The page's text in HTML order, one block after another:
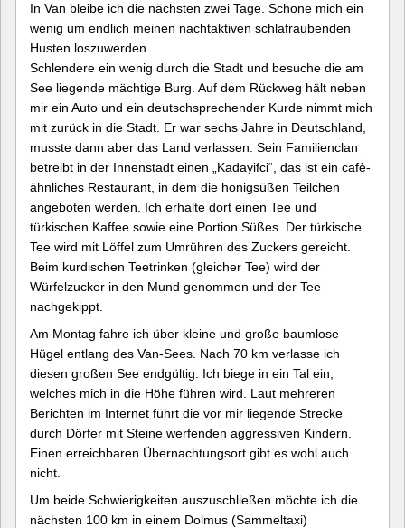
In Van bleibe ich die nächsten zwei Tage. Schone mich ein
wenig um endlich meinen nachtaktiven schlafraubenden
Husten loszuwerden.
Schlendere ein wenig durch die Stadt und besuche die am
See liegende mächtige Burg. Auf dem Rückweg hält neben
mir ein Auto und ein deutschsprechender Kurde nimmt mich
mit zurück in die Stadt. Er war sechs Jahre in Deutschland,
musste dann aber das Land verlassen. Sein Familienclan
betreibt in der Innenstadt einen „Kadayifci“, das ist ein cafè-
ähnliches Restaurant, in dem die honigsüßen Teilchen
angeboten werden. Ich erhalte dort einen Tee und
türkischen Kaffee sowie eine Portion Süßes. Der türkische
Tee wird mit Löffel zum Umrühren des Zuckers gereicht.
Beim kurdischen Teetrinken (gleicher Tee) wird der
Würfelzucker in den Mund genommen und der Tee
nachgekippt.
Am Montag fahre ich über kleine und große baumlose
Hügel entlang des Van-Sees. Nach 70 km verlasse ich
diesen großen See endgültig. Ich biege in ein Tal ein,
welches mich in die Höhe führen wird. Laut mehreren
Berichten im Internet führt die vor mir liegende Strecke
durch Dörfer mit Steine werfenden aggressiven Kindern.
Einen erreichbaren Übernachtungsort gibt es wohl auch
nicht.
Um beide Schwierigkeiten auszuschließen möchte ich die
nächsten 100 km in einem Dolmus (Sammeltaxi)